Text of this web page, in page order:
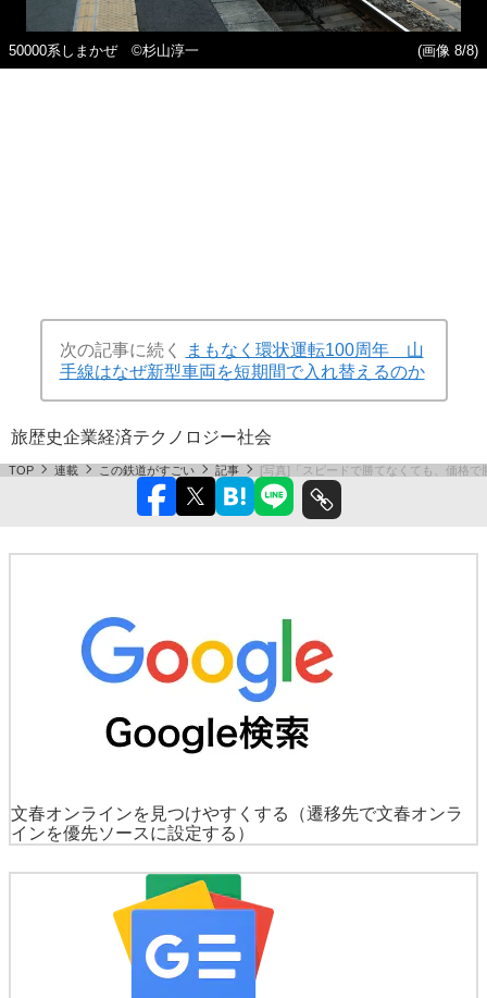
50000系しまかぜ ©️杉山淳一 (画像 8/8)
次の記事に続く
まもなく環状運転100周年 山
手線はなぜ新型車両を短期間で入れ替えるのか
旅歴史企業経済テクノロジー社会
TOP 連載 この鉄道がすごい 記事 [写真]「スピードで勝てなくても、価格
文春オンラインを見つけやすくする
（遷移先で文春オンラ
インを優先ソースに設定する）